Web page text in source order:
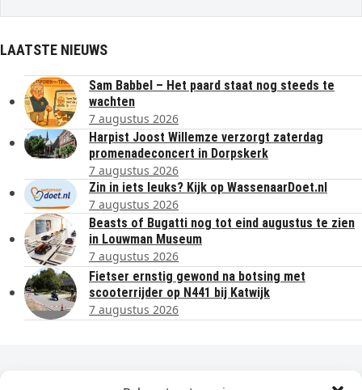
LAATSTE NIEUWS
Sam Babbel – Het paard staat nog steeds te
wachten
7 augustus 2026
Harpist Joost Willemze verzorgt zaterdag
promenadeconcert in Dorpskerk
7 augustus 2026
Zin in iets leuks? Kijk op WassenaarDoet.nl
7 augustus 2026
Beasts of Bugatti nog tot eind augustus te zien
in Louwman Museum
7 augustus 2026
Fietser ernstig gewond na botsing met
scooterrijder op N441 bij Katwijk
7 augustus 2026
Dagelijks het laatste nieuws in je e-mail?